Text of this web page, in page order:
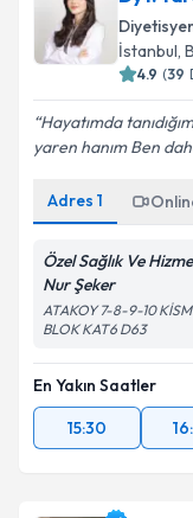
İstanbul,
4.9 (39
Hayatımda
yaren hanım Ben
Adres 1
Özel Sağlık Ve
Nur Şeker
ATAKOY 7-8-9-10 KİSM
BLOK KAT6 D63
En Yakın Saatler
15:30